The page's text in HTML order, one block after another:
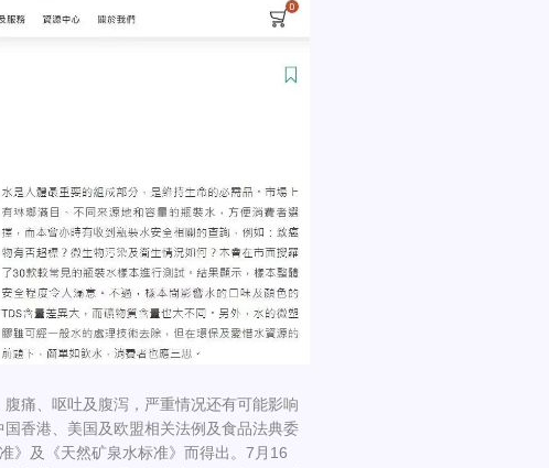
痛、呕吐及腹泻，严重情况还有可能影响
香港、美国及欧盟相关法例及食品法典委
》及《天然矿泉水标准》而得出。7月16